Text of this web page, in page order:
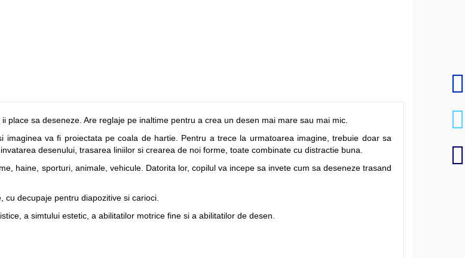
sa deseneze. Are reglaje pe inaltime pentru a crea un desen mai mare sau mai mic.
imaginea va fi proiectata pe coala de hartie. Pentru a trece la urmatoarea imagine, trebuie doar sa
desenului, trasarea liniilor si crearea de noi forme, toate combinate cu distractie buna.
haine, sporturi, animale, vehicule. Datorita lor, copilul va incepe sa invete cum sa deseneze trasand
decupaje pentru diapozitive si carioci.
a simtului estetic, a abilitatilor motrice fine si a abilitatilor de desen.